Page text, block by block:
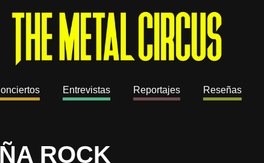
Entrevistas Reportajes Reseñas
ROCK